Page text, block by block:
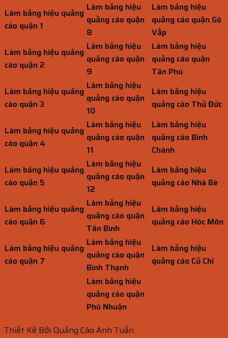
Làm bảng hiệu quảng
cáo quận 1
Làm bảng hiệu
quảng cáo quận
8
Làm bảng hiệu
quảng cáo quận Gò
Vấp
Làm bảng hiệu quảng
cáo quận 2
Làm bảng hiệu
quảng cáo quận
9
Làm bảng hiệu
quảng cáo quận
Tân Phú
Làm bảng hiệu quảng
cáo quận 3
Làm bảng hiệu
quảng cáo quận
10
Làm bảng hiệu
quảng cáo Thủ Đức
Làm bảng hiệu quảng
cáo quận 4
Làm bảng hiệu
quảng cáo quận
11
Làm bảng hiệu
quảng cáo Bình
Chánh
Làm bảng hiệu quảng
cáo quận 5
Làm bảng hiệu
quảng cáo quận
12
Làm bảng hiệu
quảng cáo Nhà Bè
Làm bảng hiệu quảng
cáo quận 6
Làm bảng hiệu
quảng cáo quận
Tân Bình
Làm bảng hiệu
quảng cáo Hóc Môn
Làm bảng hiệu quảng
cáo quận 7
Làm bảng hiệu
quảng cáo quận
Bình Thạnh
Làm bảng hiệu
quảng cáo Củ Chi
Làm bảng hiệu
quảng cáo quận
Phú Nhuận
Thiết Kế Bởi Quảng Cáo Anh Tuấn